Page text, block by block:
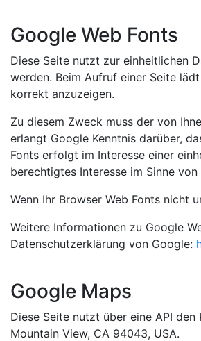
Google Web Fonts
Diese Seite nutzt zur einheitlichen
werden. Beim Aufruf einer Seite
korrekt anzuzeigen.
Zu diesem Zweck muss der von
erlangt Google Kenntnis darüber,
Fonts erfolgt im Interesse einer
berechtigtes Interesse im Sinne
Wenn Ihr Browser Web Fonts nicht
Weitere Informationen zu Google
Datenschutzerklärung von Google:
Google Maps
Diese Seite nutzt über eine API
Mountain View, CA 94043, USA.